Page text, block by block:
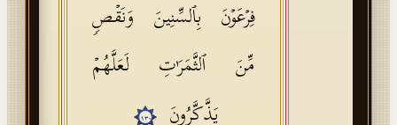
فِرۡعَوۡنَ بِٱلسِّنِینَ وَنَقۡصࣲ
مِّنَ ٱلثَّمَرَ ٰ⁠تِ لَعَلَّهُمۡ
یَذَّكَّرُونَ
١٣٠